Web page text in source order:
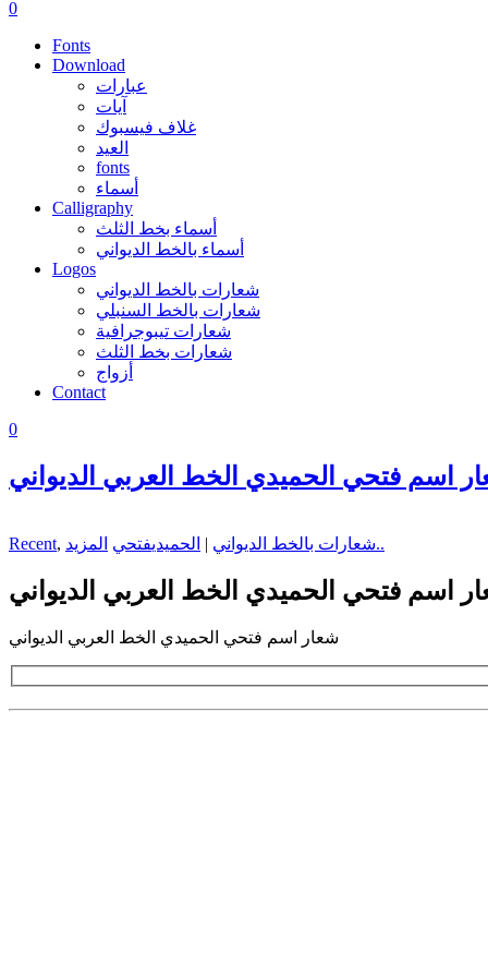
0
Fonts
Download
عبارات
آيات
غلاف فيسبوك
العيد
fonts
أسماء
Calligraphy
أسماء بخط الثلث
أسماء بالخط الديواني
Logos
شعارات بالخط الديواني
شعارات بالخط السنبلي
شعارات تيبوجرافية
شعارات بخط الثلث
أزواج
Contact
0
اسم فتحي الحميدي الخط العربي الديواني
Recent, شعارات بالخط الديواني | الحميديفتحي المزيد..
اسم فتحي الحميدي الخط العربي الديواني
شعار اسم فتحي الحميدي الخط العربي الديواني